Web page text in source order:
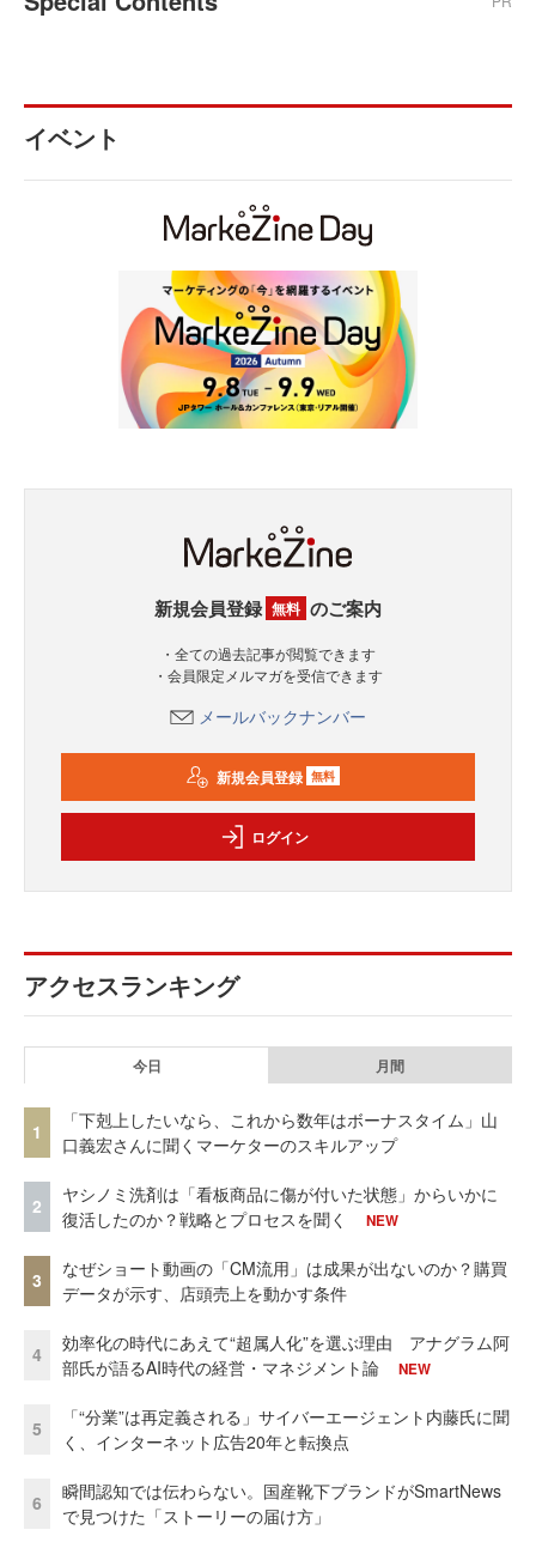
イベント
新規会員登録 無料 のご案内
・全ての過去記事が閲覧できます
・会員限定メルマガを受信できます
メールバックナンバー
新規会員登録 無料
ログイン
アクセスランキング
今日 月間
1
「下剋上したいなら、これから数年はボーナスタイム」山
口義宏さんに聞くマーケターのスキルアップ
2
ヤシノミ洗剤は「看板商品に傷が付いた状態」からいかに
復活したのか？戦略とプロセスを聞く
NEW
3
なぜショート動画の「CM流用」は成果が出ないのか？購買
データが示す、店頭売上を動かす条件
4
効率化の時代にあえて“超属人化”を選ぶ理由 アナグラム阿
部氏が語るAI時代の経営・マネジメント論
NEW
5
「“分業”は再定義される」サイバーエージェント内藤氏に聞
く、インターネット広告20年と転換点
6
瞬間認知では伝わらない。国産靴下ブランドがSmartNews
で見つけた「ストーリーの届け方」